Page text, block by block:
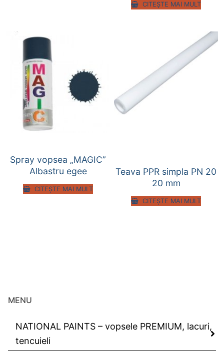
CITEȘTE MAI MULT
Spray vopsea „MAGIC”
Albastru egee
CITEȘTE MAI MULT
Teava PPR simpla PN 20
20 mm
CITEȘTE MAI MULT
MENU
NATIONAL PAINTS – vopsele PREMIUM, lacuri,
tencuieli